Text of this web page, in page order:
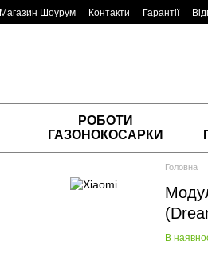
Магазин Шоурум Контакти Гарантії
РОБОТИ
ГАЗОНОКОСАРКИ
Головна
В